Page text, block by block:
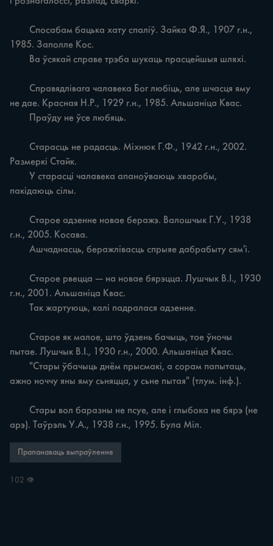
1985. Заполле Кос.
не дае. Красная Н.Р., 1929 г.н., 1985. Альшаніца Квас.
Размеркі Стайк.
пакідаюць сілы.
г.н., 2005. Косава.
г.н., 2001. Альшаніца Квас.
пытае. Лушчык В.І., 1930 г.н., 2000. Альшаніца Квас.
ажно ноччу яны яму сьняцца, у сьне пытая" (тлум. інф.).
арэ). Таўрэль У.А., 1938 г.н., 1995. Була Міл.
Прапанаваць выпраўленне
102 👁